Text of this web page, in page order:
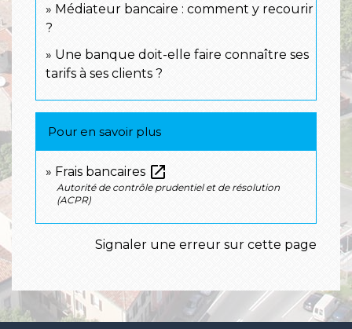
Médiateur bancaire : comment y recourir
?
Une banque doit-elle faire connaître ses
tarifs à ses clients ?
Pour en savoir plus
Frais bancaires open_in_new
Autorité de contrôle prudentiel et de résolution
(ACPR)
Signaler une erreur sur cette page